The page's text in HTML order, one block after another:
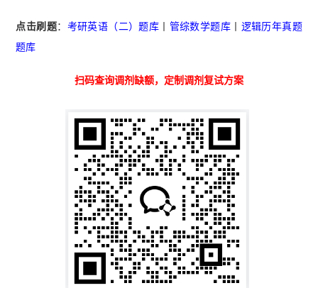
点击刷题： 考研英语（二）题库 管综数学题库
逻辑历年真题
题库
扫码查询调剂缺额，定制调剂复试方案